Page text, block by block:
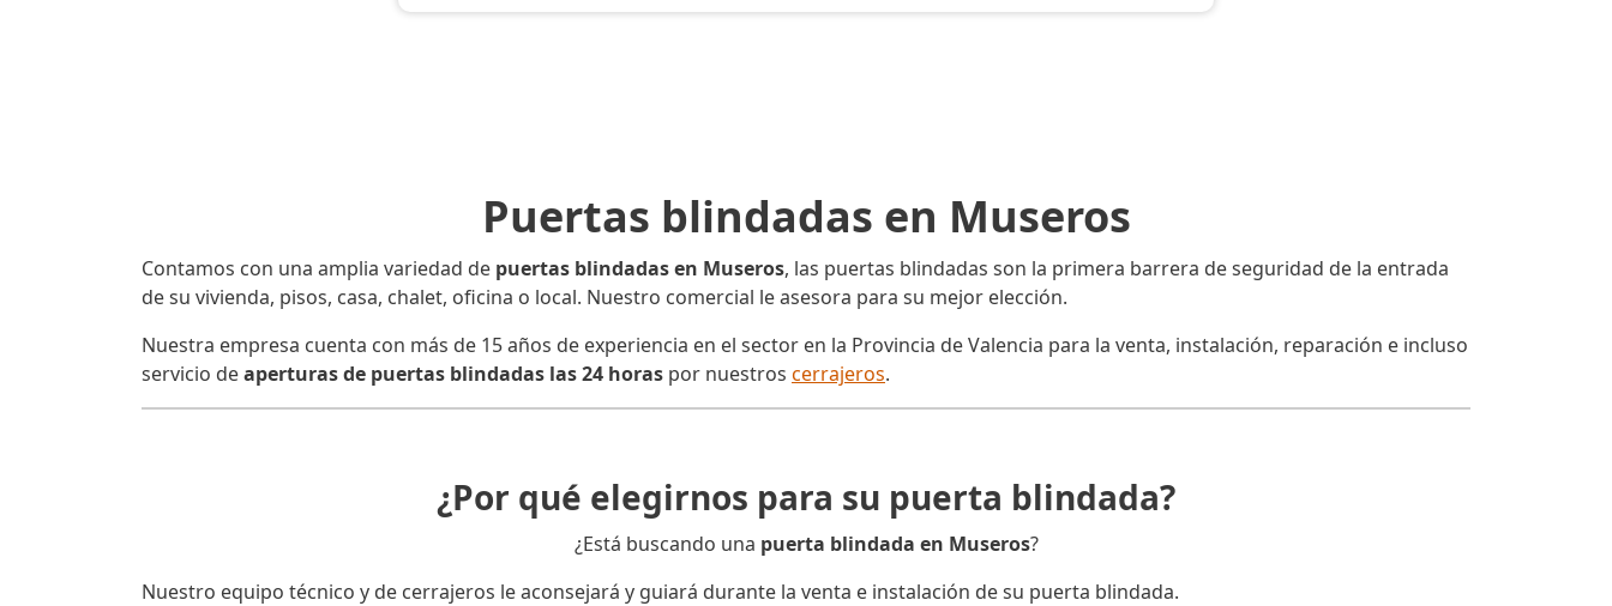
Puertas blindadas en Museros
Contamos con una amplia variedad de puertas blindadas en Museros, las puertas blindadas son la primera barrera de seguridad de la entrada
de su vivienda, pisos, casa, chalet, oficina o local. Nuestro comercial le asesora para su mejor elección.
Nuestra empresa cuenta con más de 15 años de experiencia en el sector en la Provincia de Valencia para la venta, instalación, reparación e incluso
servicio deaperturas de puertas blindadas las 24 horas por nuestros cerrajeros.
¿Por qué elegirnos para su puerta blindada?
¿Está buscando una puerta blindada en Museros?
Nuestro equipo técnico y de cerrajeros le aconsejará y guiará durante la venta e instalación de su puerta blindada.